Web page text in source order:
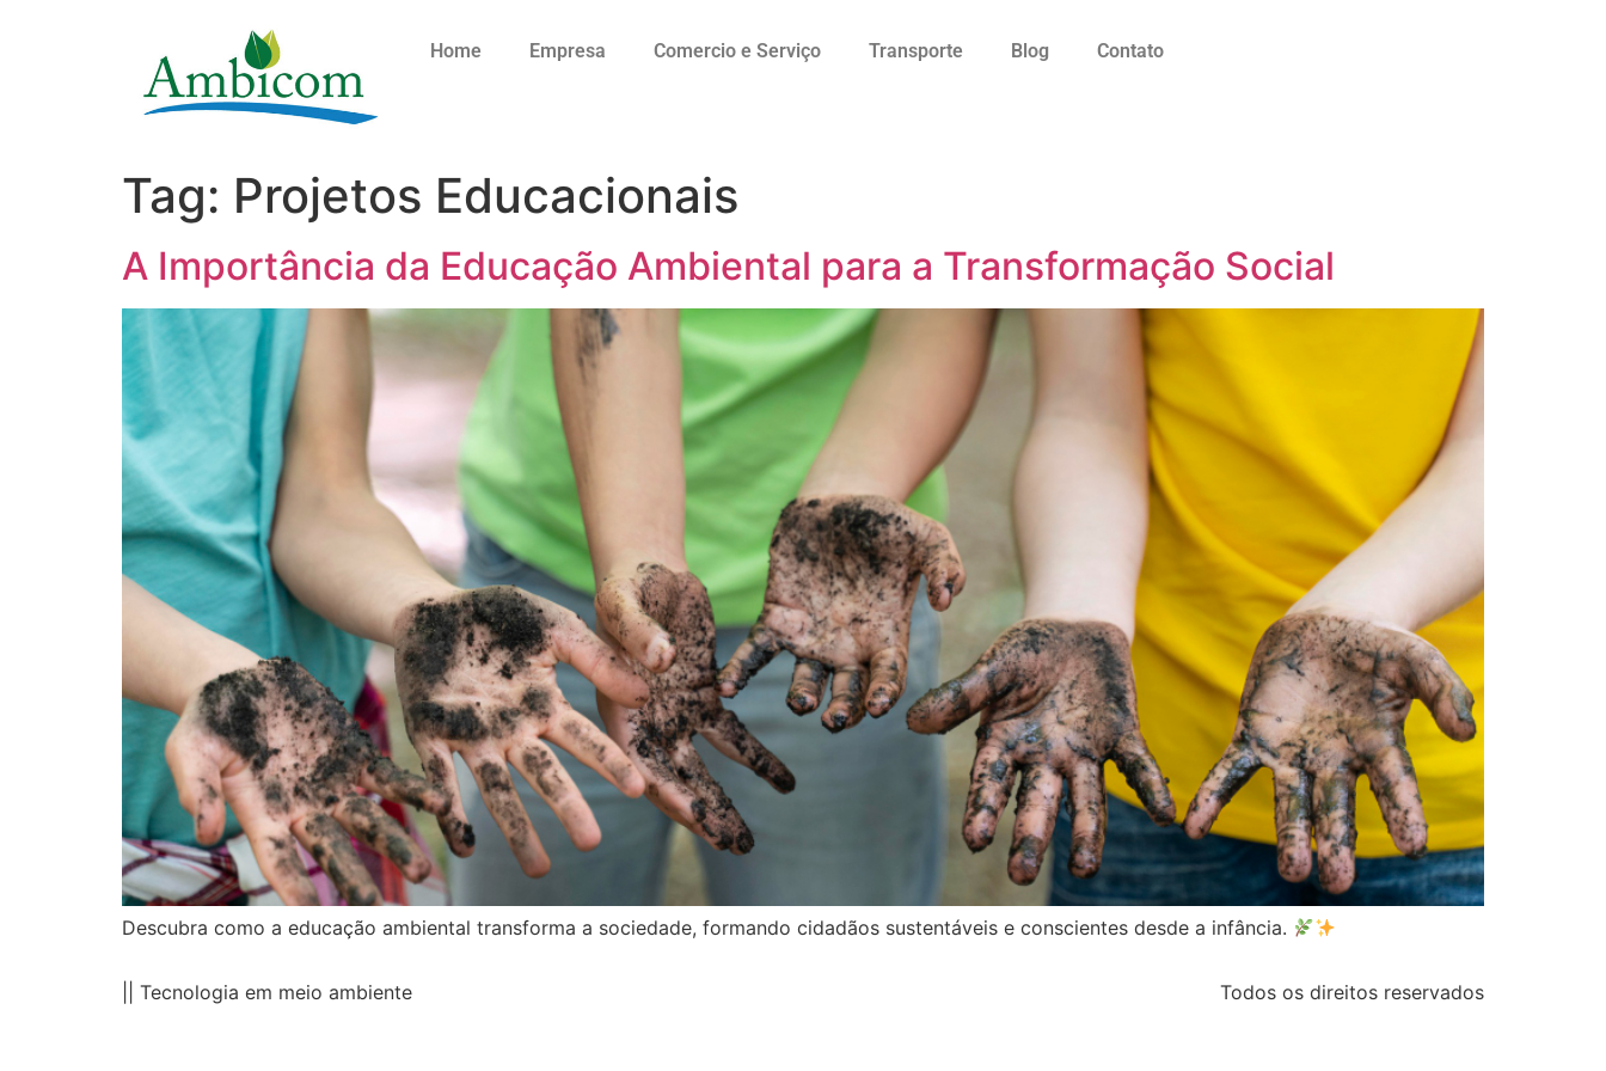
Home Empresa Comercio e Serviço Transporte Blog Contato
Tag: Projetos Educacionais
A Importância da Educação Ambiental para a Transformação Social
Descubra como a educação ambiental transforma a sociedade, formando cidadãos sustentáveis e conscientes desde a infância.
|| Tecnologia em meio ambiente Todos os direitos reservados